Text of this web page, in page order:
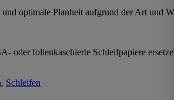
optimale Planheit aufgrund der Art und
oder folienkaschierte Schleifpapiere
, Schleifen